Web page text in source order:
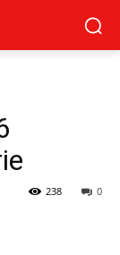
0
238